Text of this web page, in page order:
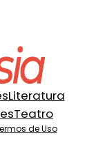
Literatura
Teatro
de Uso